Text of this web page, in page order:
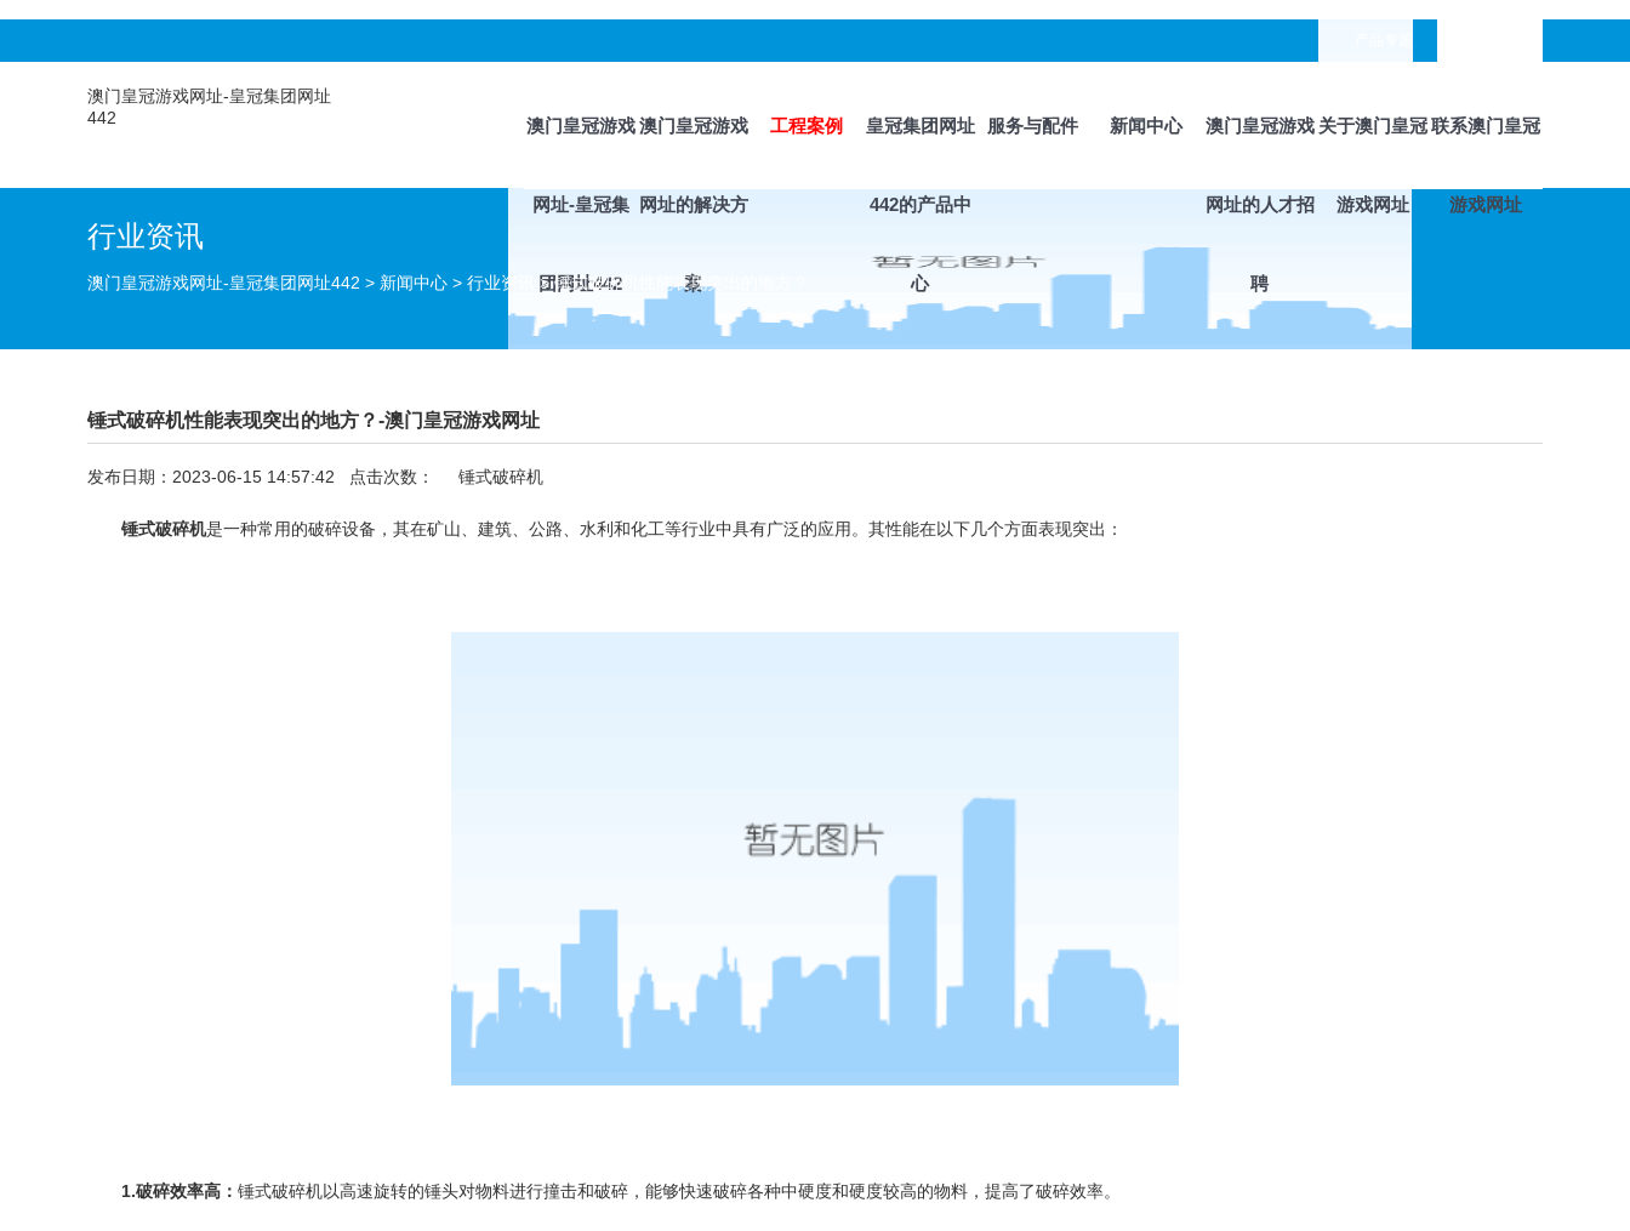
澳门皇冠游戏网址-皇冠集团网址
442
澳门皇冠游戏
网址-皇冠集
团网址442
澳门皇冠游戏
网址的解决方
案
工程案例 皇冠集团网址
442的产品中
心
服务与配件 新闻中心 澳门皇冠游戏
网址的人才招
聘
关于澳门皇冠
游戏网址
联系澳门皇冠
游戏网址
行业资讯
澳门皇冠游戏网址-皇冠集团网址442 > 新闻中心 > 行业资讯 >锤式破碎机性能表现突出的地方？
锤式破碎机性能表现突出的地方？-澳门皇冠游戏网址
发布日期：2023-06-15 14:57:42 点击次数： 锤式破碎机
锤式破碎机是一种常用的破碎设备 ，其在矿山、建筑、公路、水利和化工等行业中具有广泛的应用。其性能在以下几个方面表现突出：
1.破碎效率高： 锤式破碎机以高速旋转的锤头对物料进行撞击和破碎，能够快速破碎各种中硬度和硬度较高的物料，提高了破碎效率。